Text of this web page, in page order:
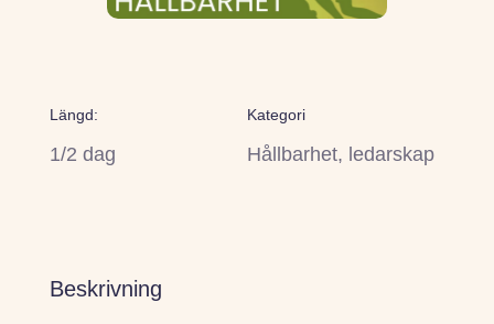
Längd:
1/2 dag
Kategori
Hållbarhet, ledarskap
Beskrivning